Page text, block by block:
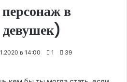
в
в 14:00 1 39